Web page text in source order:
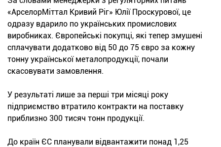
«АрселорМіттал Кривий Ріг» Юлії Проскурової, це
одразу вдарило по українських промислових
виробниках. Європейські покупці, які тепер змушені
сплачувати додатково від 50 до 75 євро за кожну
тонну української металопродукції, почали
скасовувати замовлення.
У результаті лише за перші три місяці року
підприємство втратило контракти на поставку
приблизно 300 тисяч тонн продукції.
До країн ЄС планували відвантажити понад 1,25